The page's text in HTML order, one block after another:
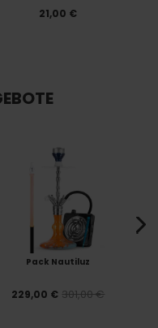
21,00 €
Pack Nautiluz
229,00 € 301,00 €